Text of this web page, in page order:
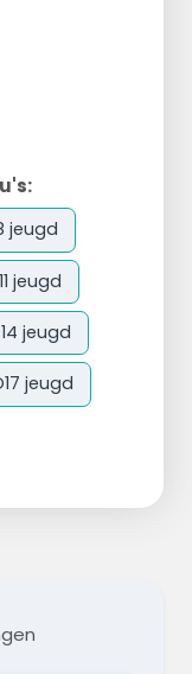
jeugd
jeugd
jeugd
jeugd